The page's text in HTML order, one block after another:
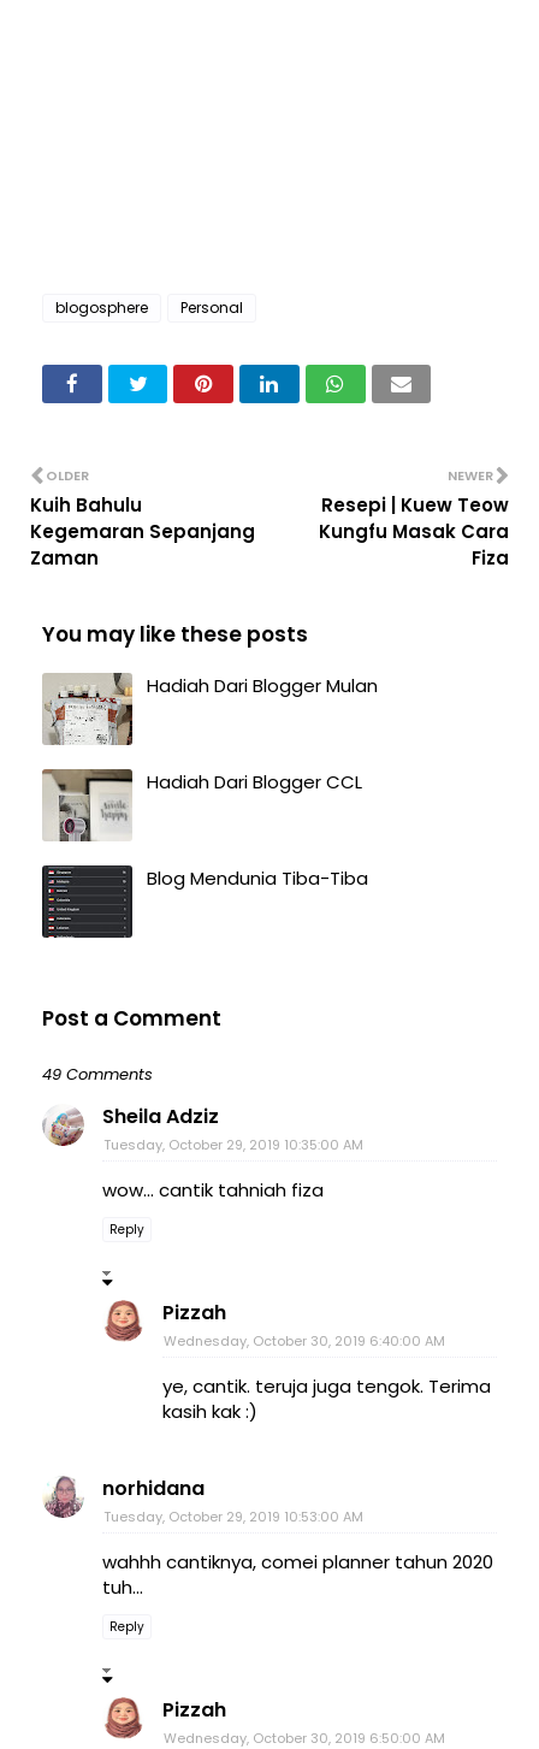
blogosphere Personal
NEWER
Resepi | Kuew Teow
Kungfu Masak Cara
Fiza
OLDER
Kuih Bahulu
Kegemaran Sepanjang
Zaman
You may like these posts
Hadiah Dari Blogger Mulan
Hadiah Dari Blogger CCL
Blog Mendunia Tiba-Tiba
Post a Comment
49 Comments
Sheila Adziz
Tuesday, October 29, 2019 10:35:00 AM
wow... cantik tahniah fiza
Reply
Pizzah
Wednesday, October 30, 2019 6:40:00 AM
ye, cantik. teruja juga tengok. Terima
kasih kak :)
norhidana
Tuesday, October 29, 2019 10:53:00 AM
wahhh cantiknya, comei planner tahun 2020
tuh...
Reply
Pizzah
Wednesday, October 30, 2019 6:50:00 AM